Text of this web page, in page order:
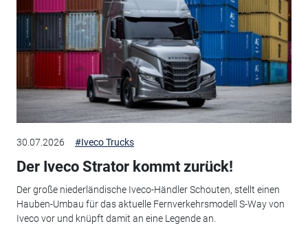
30.07.2026 #Iveco Trucks
Der Iveco Strator kommt zurück!
Der große niederländische Iveco-Händler Schouten, stellt einen
Hauben-Umbau für das aktuelle Fernverkehrsmodell S-Way von
Iveco vor und knüpft damit an eine Legende an.